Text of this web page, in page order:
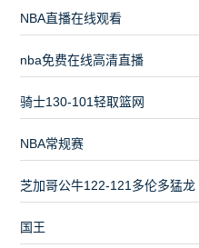
NBA直播在线观看
nba免费在线高清直播
骑士130-101轻取篮网
NBA常规赛
芝加哥公牛122-121多伦多猛龙
国王